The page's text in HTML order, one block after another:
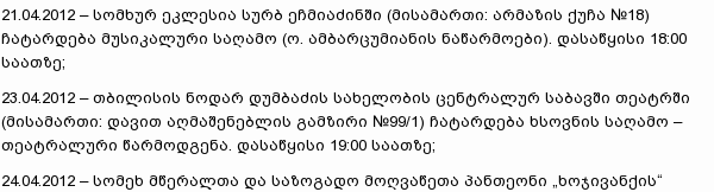
21.04.2012 – სომხურ ეკლესია სურბ ეჩმიაძინში (მისამართი: არმაზის ქუჩა №18)
ჩატარდება მუსიკალური საღამო (ო. ამბარცუმიანის ნაწარმოები). დასაწყისი 18:00
საათზე;
23.04.2012 – თბილისის ნოდარ დუმბაძის სახელობის ცენტრალურ საბავში თეატრში
(მისამართი: დავით აღმაშენებლის გამზირი №99/1) ჩატარდება ხსოვნის საღამო –
თეატრალური წარმოდგენა. დასაწყისი 19:00 საათზე;
24.04.2012 – სომეხ მწერალთა და საზოგადო მოღვაწეთა პანთეონი „ხოჯივანქის“